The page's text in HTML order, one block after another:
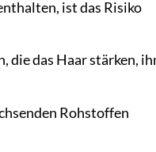
ist das Risiko
die das Haar stärken,
Rohstoffen